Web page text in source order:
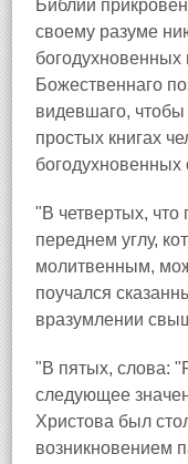
Библии
своему разуме
Божественнаго
видевшаго, чтобы
простых книгах
"В четвертых, что
переднем углу,
молитвенным,
поучался
вразумлении
"В пятых, слова:
следующее
Христова был
возникновением